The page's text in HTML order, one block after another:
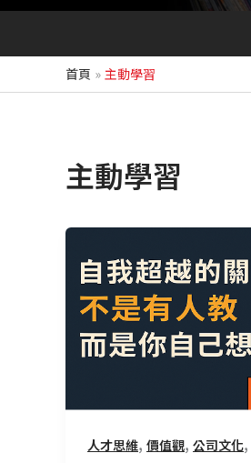
首頁 主動學習
主動學習
人才思維, 價值觀, 公司文化,
我
超
越：
學
習
長
關